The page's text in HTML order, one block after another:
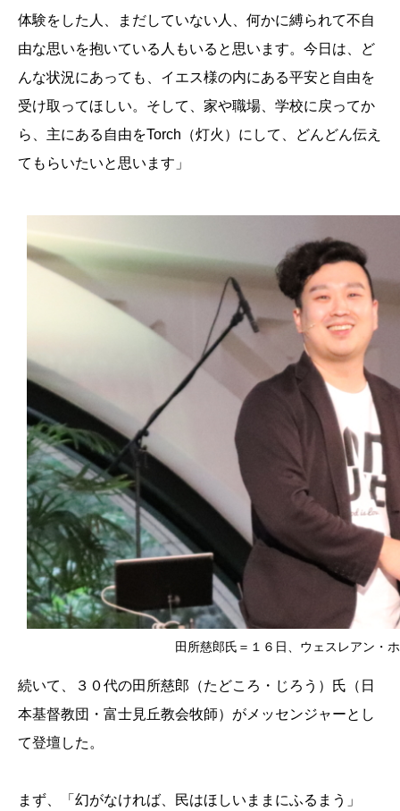
体験をした人、まだしていない人、何かに縛られて不自
由な思いを抱いている人もいると思います。今日は、ど
んな状況にあっても、イエス様の内にある平安と自由を
受け取ってほしい。そして、家や職場、学校に戻ってか
ら、主にある自由をTorch（灯火）にして、どんどん伝え
てもらいたいと思います」
田所慈郎氏＝１６日、ウェスレアン・
続いて、３０代の田所慈郎（たどころ・じろう）氏（日
本基督教団・富士見丘教会牧師）がメッセンジャーとし
て登壇した。
まず、「幻がなければ、民はほしいままにふるまう」